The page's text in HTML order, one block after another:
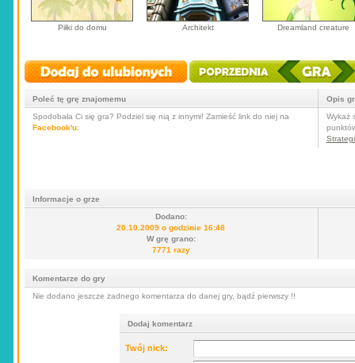
Piłki do domu Architekt Dreamland creature
Poleć tę grę znajomemu
Spodobała Ci się gra? Podziel się nią z innymi! Zamieść link do niej na
Facebook'u:
Opis
Wykaż
Informacje o grze
Dodano:
20.10.2009 o godzinie 16:48
W grę grano:
7771 razy
Komentarze do gry
Nie dodano jeszcze żadnego komentarza do danej gry, bądź pierwszy !!
Dodaj komentarz
Twój nick: